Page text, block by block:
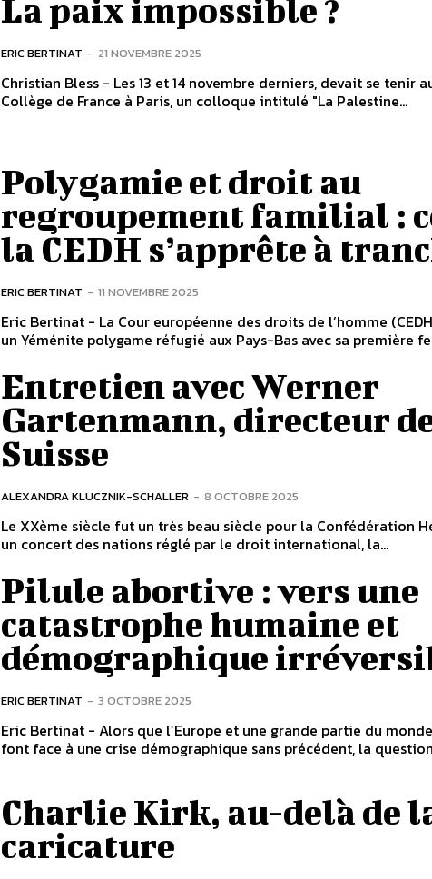
La paix impossible ?
ERIC BERTINAT - 21 NOVEMBRE 2025
Christian Bless - Les 13 et 14 novembre derniers, devait se tenir
Collège de France à Paris, un colloque intitulé "La Palestine...
Polygamie et droit au
regroupement familial :
la CEDH s’apprête à
ERIC BERTINAT - 11 NOVEMBRE 2025
Eric Bertinat - La Cour européenne des droits de l’homme
un Yéménite polygame réfugié aux Pays-Bas avec sa première
Entretien avec Werner
Gartenmann, directeur
Suisse
ALEXANDRA KLUCZNIK-SCHALLER - 8 OCTOBRE 2025
Le XXème siècle fut un très beau siècle pour la Confédération
un concert des nations réglé par le droit international, la...
Pilule abortive : vers une
catastrophe humaine et
démographique
ERIC BERTINAT - 3 OCTOBRE 2025
Eric Bertinat - Alors que l’Europe et une grande partie du
font face à une crise démographique sans précédent, la
Charlie Kirk, au-delà de
caricature